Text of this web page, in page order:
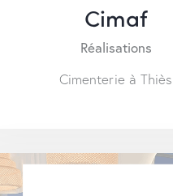
Cimaf
Réalisations
Cimenterie à Thiès